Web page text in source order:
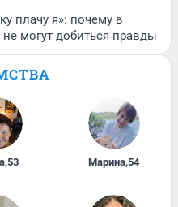
плачу я»: почему в
могут добиться правды
,53 Марина,54